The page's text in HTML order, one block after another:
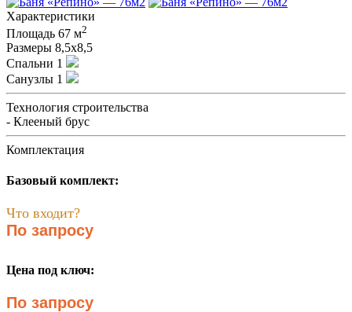
Характеристики
Площадь 67 м2
Размеры 8,5х8,5
Спальни 1
Санузлы 1
Технология строительства
- Клееный брус
Комплектация
Базовый комплект:
Что входит?
По запросу
Цена под ключ:
По запросу